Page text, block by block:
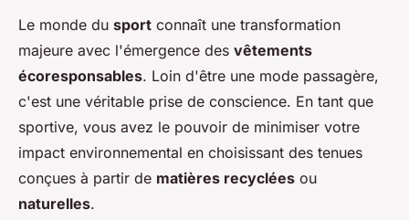
Le monde du sport connaît une transformation
majeure avec l'émergence des vêtements
écoresponsables. Loin d'être une mode passagère,
c'est une véritable prise de conscience. En tant que
sportive, vous avez le pouvoir de minimiser votre
impact environnemental en choisissant des tenues
conçues à partir de matières recyclées ou
naturelles.